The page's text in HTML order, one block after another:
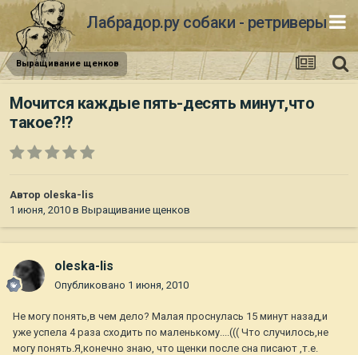
Лабрадор.ру собаки - ретриверы
Выращивание щенков
Мочится каждые пять-десять минут,что
такое?!?
Автор oleska-lis
1 июня, 2010 в Выращивание щенков
oleska-lis
Опубликовано 1 июня, 2010
Не могу понять,в чем дело? Малая проснулась 15 минут назад,и
уже успела 4 раза сходить по маленькому....((( Что случилось,не
могу понять.Я,конечно знаю, что щенки после сна писают ,т.е.